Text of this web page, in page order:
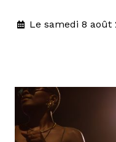
Le samedi 8 août